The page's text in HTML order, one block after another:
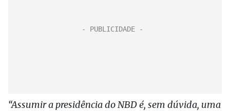
“Assumir a presidência do NBD é, sem dúvida, uma